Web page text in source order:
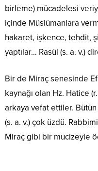
birleme) mücadelesi
içinde Müslümanlara
hakaret, işkence, tehdit,
yaptılar… Rasül (s. a. v.)
Bir de Miraç senesinde
kaynağı olan Hz. Hatice
arkaya vefat ettiler. Bütün
(s. a. v.) çok üzdü.
Miraç gibi bir mucizeyle